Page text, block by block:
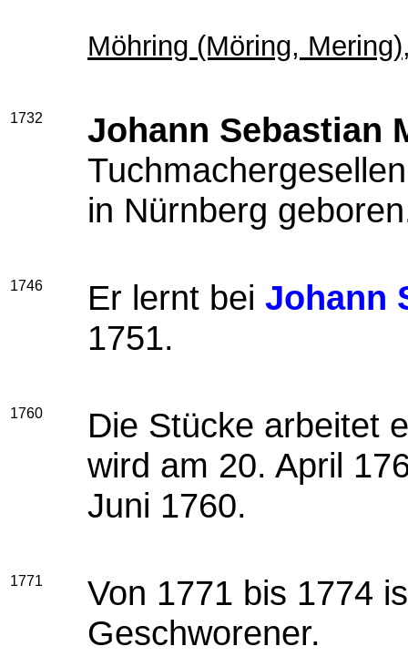
Möhring (Möring,
1732
Johann Sebastian
in Nürnberg
1746 Er lernt bei Johann
1751.
1760
Die Stücke arbeitet
wird am 20. April
Juni 1760.
1771
Von 1771 bis 1774
Geschworener.